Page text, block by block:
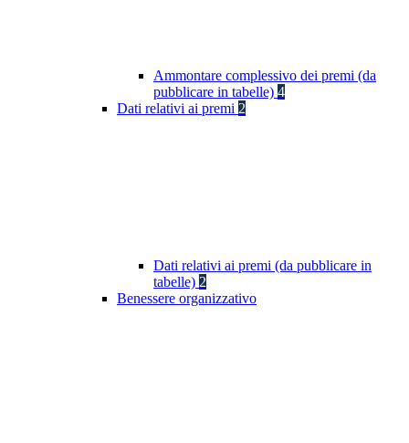
Ammontare complessivo dei premi (da
pubblicare in tabelle) 4
Dati relativi ai premi 2
Dati relativi ai premi (da pubblicare in
tabelle) 2
Benessere organizzativo